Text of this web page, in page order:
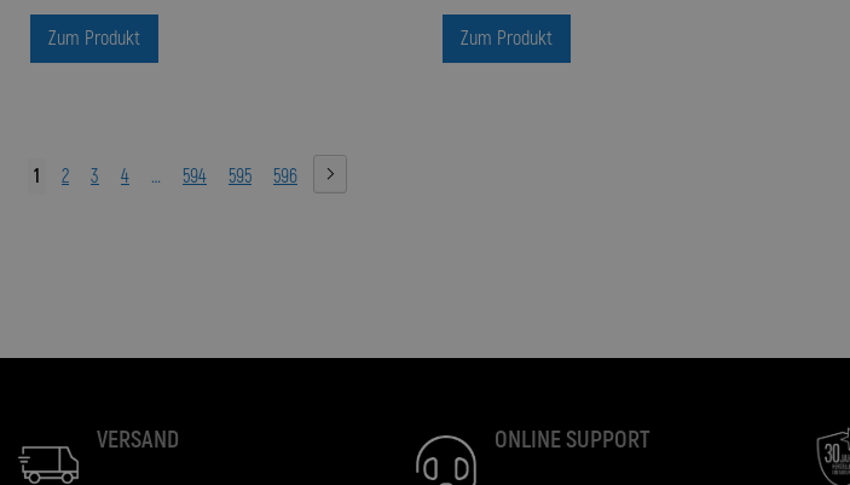
Zum Produkt Zum Produkt
1 2 3 4 … 594 595 596
VERSAND ONLINE SUPPORT